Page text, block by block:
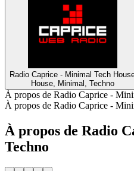
Radio Caprice - Minimal Tech
House, Minimal, Techno
À propos de Radio Caprice -
À propos de Radio Caprice -
À propos de Radio
Techno